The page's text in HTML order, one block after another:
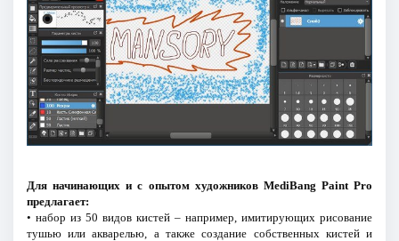
Для начинающих и с опытом художников MediBang Paint Pro
предлагает:
• набор из 50 видов кистей – например, имитирующих рисование
тушью или акварелью, а также создание собственных кистей и